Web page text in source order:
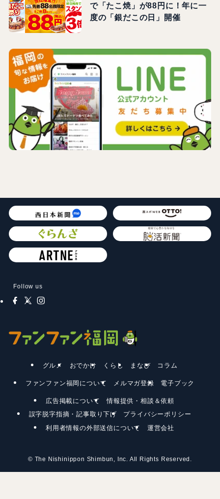
で「たこ焼」が88円に！年に一
度の「銀だこの日」開催
Follow us
グルメ おでかけ くらし まなび コラム
ファンファン福岡について メルマガ登録 電子ブック
広告掲載について
情報提供・相談＆依頼
誤字脱字指摘・記事取り下げ
プライバシーポリシー
利用者情報の外部送信について
運営会社
© The Nishinippon Shimbun, Inc. All Rights Reserved.